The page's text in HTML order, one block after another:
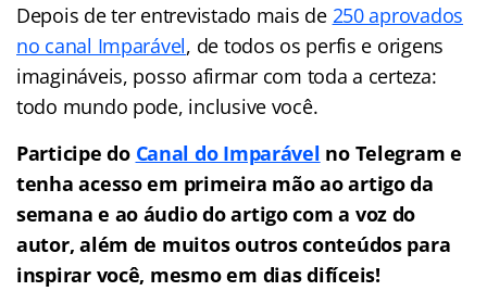
Depois de ter entrevistado mais de 250 aprovados
no canal Imparável, de todos os perfis e origens
imagináveis, posso afirmar com toda a certeza:
todo mundo pode, inclusive você.
Participe do Canal do Imparável no Telegram e
tenha acesso em primeira mão ao artigo da
semana e ao áudio do artigo com a voz do
autor, além de muitos outros conteúdos para
inspirar você, mesmo em dias difíceis!